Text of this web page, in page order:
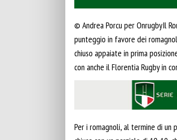
© Andrea Porcu per OnrugbyIl
punteggio in favore dei
chiuso appaiate in prima
con anche il Florentia Rugby in
Per i romagnoli, al termine di un